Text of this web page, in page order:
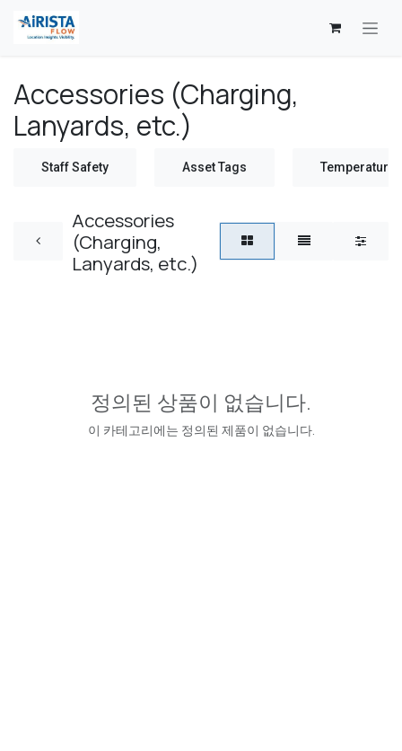
Accessories (Charging,
Lanyards, etc.)
Staff Safety Asset Tags Temperature
Accessories
(Charging,
Lanyards, etc.)
정의된 상품이 없습니다.
이 카테고리에는 정의된 제품이 없습니다.